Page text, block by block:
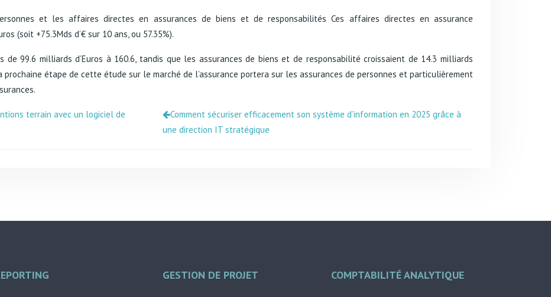
et les affaires directes en assurances de biens et de responsabilités Ces affaires directes en assurance
(soit +75.3Mds d’€ sur 10 ans, ou 57.35%).
de 99.6 milliards d’Euros à 160.6, tandis que les assurances de biens et de responsabilité croissaient de 14.3 milliards
prochaine étape de cette étude sur le marché de l’assurance portera sur les assurances de personnes et particulièrement
terrain avec un logiciel de
Comment sécuriser efficacement son système d’information en 2025 grâce à
une direction IT stratégique
GESTION DE PROJET COMPTABILITÉ ANALYTIQUE